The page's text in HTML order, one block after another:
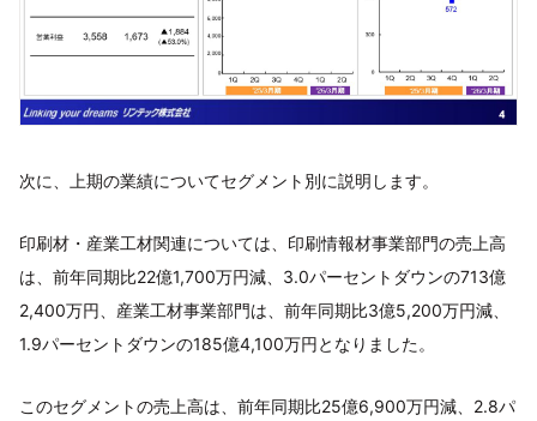
次に、上期の業績についてセグメント別に説明します。
印刷材・産業工材関連については、印刷情報材事業部門の売上高
は、前年同期比22億1,700万円減、3.0パーセントダウンの713億
2,400万円、産業工材事業部門は、前年同期比3億5,200万円減、
1.9パーセントダウンの185億4,100万円となりました。
このセグメントの売上高は、前年同期比25億6,900万円減、2.8パ